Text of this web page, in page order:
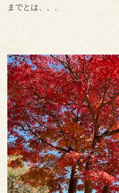
までとは、、、